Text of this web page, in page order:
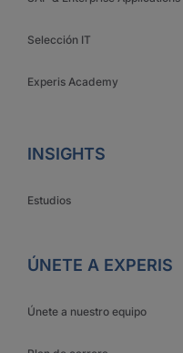
Selección IT
Experis Academy
INSIGHTS
Estudios
ÚNETE A EXPERIS
Únete a nuestro equipo